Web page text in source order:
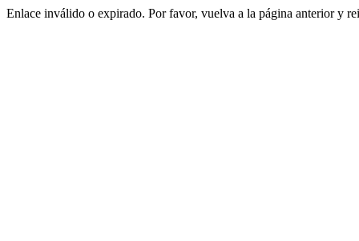
Enlace inválido o expirado. Por favor, vuelva a la página anterior y